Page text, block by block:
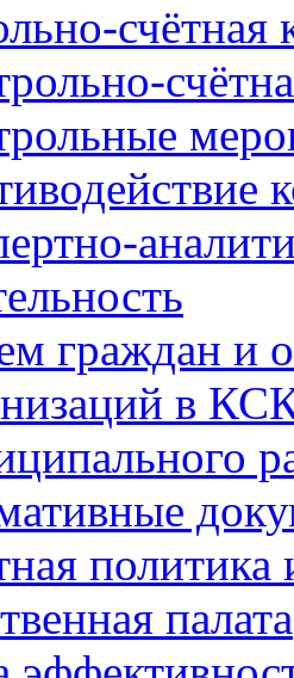
счётная
граждан и
в
политика
палата